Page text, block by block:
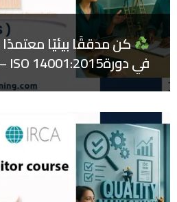
كن مدققًا بيئيًا معتمدًا
في دورةLead Auditor – ISO 14001:2015